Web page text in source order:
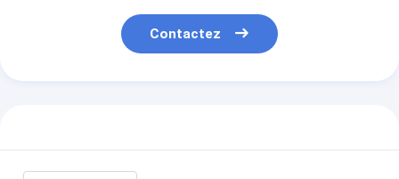
Contactez